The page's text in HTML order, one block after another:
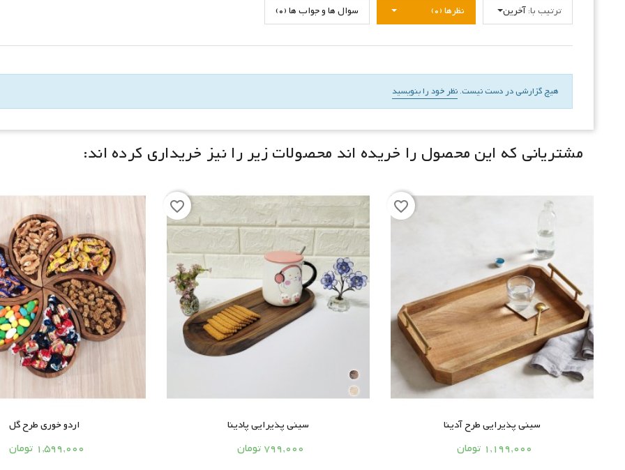
نظرها (0) سوال ها و جواب ها (0) ترتیب با:آخرین
هیچ گزارشی در دست نیست. نظر خود را بنویسید
مشتریانی که این محصول را خریده اند محصولات زیر را نیز خریداری کرده اند:
اردو خوری طرح گل


1,599,000 تومان
سینی پذیرایی پادینا


799,000 تومان
favorite_border
سینی پذیرایی طرح آدینا


1,199,000 تومان
favorite_border